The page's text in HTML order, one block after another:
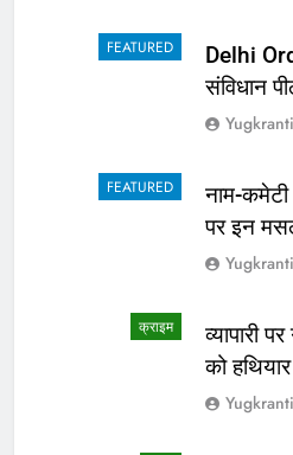
FEATURED
Delhi
संविधान
है अध्यादेश
Yugkranti
FEATURED
नाम-कमेटी
पर इन
Yugkranti
क्राइम
व्यापारी
को
Yugkranti